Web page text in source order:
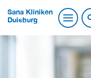
Sana Kliniken
Duisburg